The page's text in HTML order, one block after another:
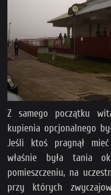
Z samego początku
kupienia opcjonalnego
Jeśli ktoś pragnął
właśnie była tania
pomieszczeniu, na
przy których